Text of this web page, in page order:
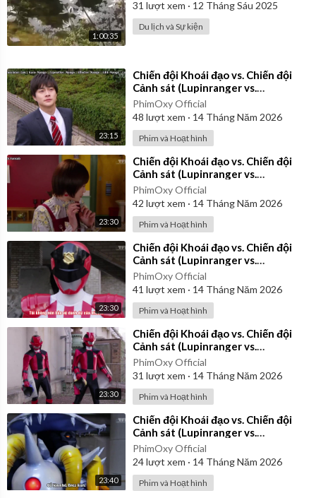
1:00:35
31 lượt xem · 12 Tháng Sáu 2025
Du lịch và Sự kiện
23:15
⁣Chiến đội Khoái đạo vs. Chiến đội
Cảnh sát (Lupinranger vs.
Patranger) 2018 - Tập 9 | Vietsub
PhimOxy Official
48 lượt xem · 14 Tháng Năm 2026
Phim và Hoạt hình
23:30
⁣Chiến đội Khoái đạo vs. Chiến đội
Cảnh sát (Lupinranger vs.
Patranger) 2018 - Tập 7 | Vietsub
PhimOxy Official
42 lượt xem · 14 Tháng Năm 2026
Phim và Hoạt hình
23:30
⁣Chiến đội Khoái đạo vs. Chiến đội
Cảnh sát (Lupinranger vs.
Patranger) 2018 - Tập 6 | Vietsub
PhimOxy Official
41 lượt xem · 14 Tháng Năm 2026
Phim và Hoạt hình
23:30
⁣Chiến đội Khoái đạo vs. Chiến đội
Cảnh sát (Lupinranger vs.
Patranger) 2018 - Tập 8 | Vietsub
PhimOxy Official
31 lượt xem · 14 Tháng Năm 2026
Phim và Hoạt hình
23:40
⁣Chiến đội Khoái đạo vs. Chiến đội
Cảnh sát (Lupinranger vs.
Patranger) 2018 - Tập 10 | Vietsub
PhimOxy Official
24lượt xem · 14 Tháng Năm 2026
Phim và Hoạt hình